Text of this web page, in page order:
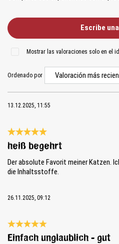
Escribe
Mostrar las valoraciones solo en el
Ordenado por
13.12.2025, 11:55
Reseña con calificación de 5 de 5
heiß begehrt
Der absolute Favorit meiner Katzen.
die Inhaltsstoffe.
26.11.2025, 09:12
Reseña con calificación de 5 de 5
Einfach unglaublich - gut